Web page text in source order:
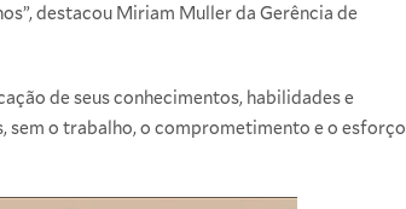
destacou Miriam Muller da Gerência de
de seus conhecimentos, habilidades e
sem o trabalho, o comprometimento e o esforço